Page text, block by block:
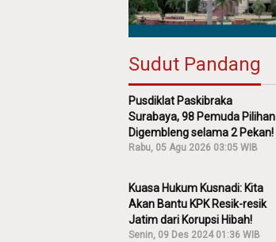
Sudut Pandang
Pusdiklat Paskibraka
Surabaya, 98 Pemuda Pilihan
Digembleng selama 2 Pekan!
Rabu, 05 Agu 2026 03:05 WIB
Kuasa Hukum Kusnadi: Kita
Akan Bantu KPK Resik-resik
Jatim dari Korupsi Hibah!
Senin, 09 Des 2024 01:36 WIB